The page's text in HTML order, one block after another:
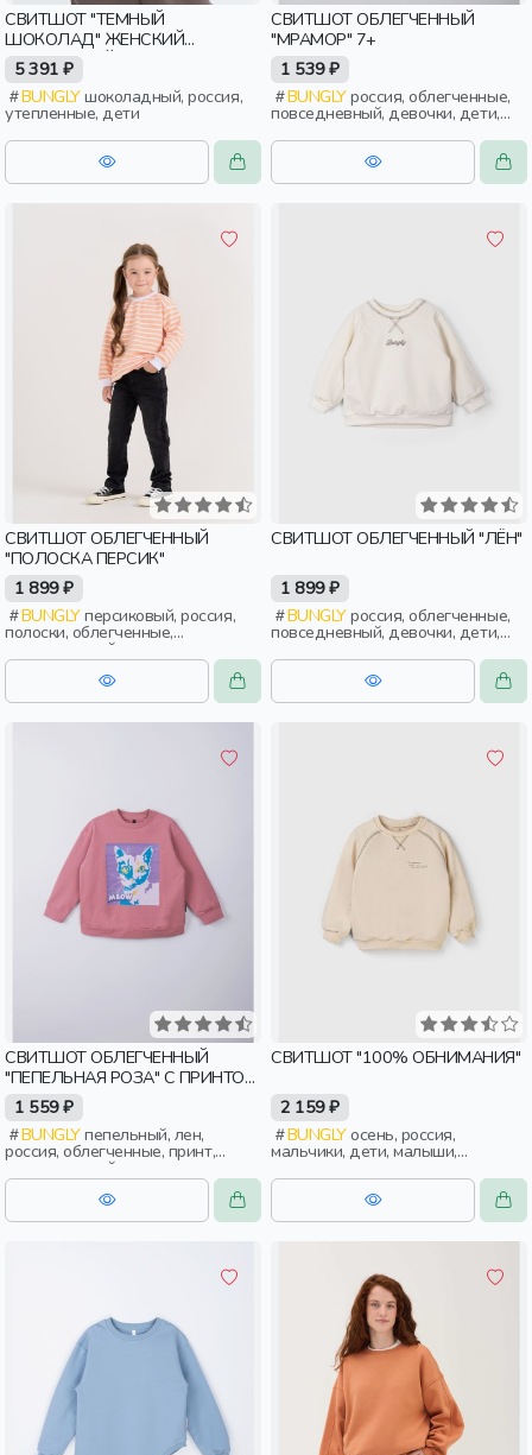
СВИТШОТ "ТЕМНЫЙ
ШОКОЛАД" ЖЕНСКИЙ
УТЕПЛЕННЫЙ
5 391 ₽
BUNGLYшоколадный, россия,
утепленные, дети
СВИТШОТ ОБЛЕГЧЕННЫЙ
"МРАМОР" 7+
1 539 ₽
BUNGLYроссия, облегченные,
повседневный, девочки, дети,
СВИТШОТ ОБЛЕГЧЕННЫЙ
"ПОЛОСКА ПЕРСИК"
1 899 ₽
BUNGLYперсиковый, россия,
полоски, облегченные,
повседневный, девочки, дети,
малыши, дошкольники
СВИТШОТ ОБЛЕГЧЕННЫЙ "ЛЁН"
1 899 ₽
BUNGLYроссия, облегченные,
повседневный, девочки, дети,
СВИТШОТ ОБЛЕГЧЕННЫЙ
"ПЕПЕЛЬНАЯ РОЗА" С ПРИНТОМ
7+
1 559 ₽
BUNGLYпепельный, лен,
россия, облегченные, принт,
повседневный, девочки, дети,
школьники, подростки
СВИТШОТ "100% ОБНИМАНИЯ"
2 159 ₽
BUNGLYосень, россия,
мальчики, дети, малыши,